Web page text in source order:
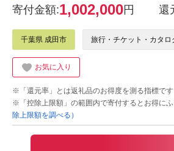
寄付金額:1,002,000円 還
千葉県 成田市 旅行・チケット・カタロ
お気に入り
※「還元率」とは返礼品のお得度を測る指標です
※「控除上限額」の範囲内で寄付するとお得に
除上限額を調べる）